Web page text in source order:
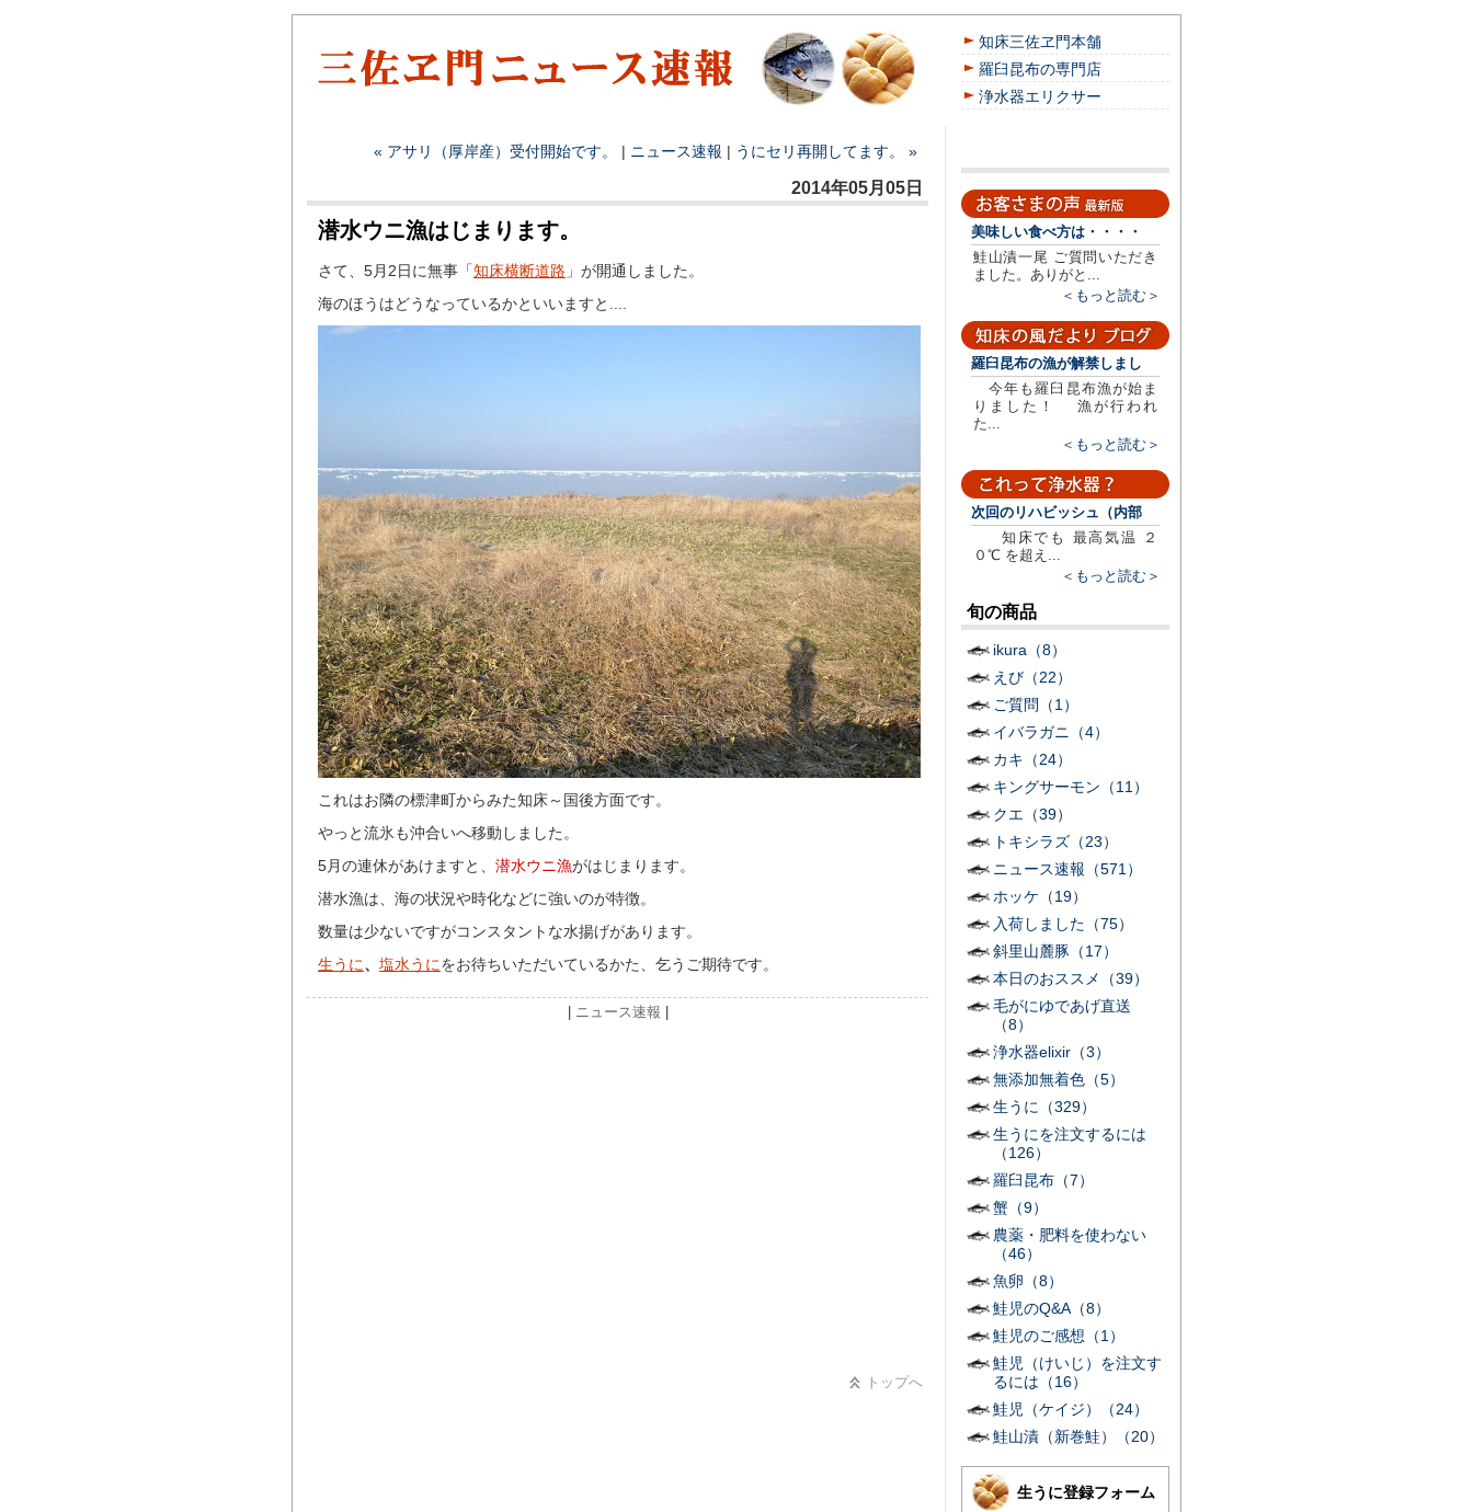
知床三佐ヱ門本舗
羅臼昆布の専門店
浄水器エリクサー
« アサリ（厚岸産）受付開始です。 | ニュース速報 | うにセリ再開してます。 »
2014年05月05日
潜水ウニ漁はじまります。
さて、5月2日に無事「知床横断道路 」が開通しました。
海のほうはどうなっているかといいますと....
これはお隣の標津町からみた知床～国後方面です。
やっと流氷も沖合いへ移動しました。
5月の連休があけますと、 潜水ウニ漁がはじまります。
潜水漁は、海の状況や時化などに強いのが特徴。
数量は少ないですがコンスタントな水揚げがあります。
生うに、 塩水うにをお待ちいただいているかた、乞うご期待です。
ニュース速報
トップへ
美味しい食べ方は・・・・
鮭山漬一尾 ご質問いただき
ました。ありがと...
＜もっと読む＞
羅臼昆布の漁が解禁しまし
今年も羅臼昆布漁が始ま
りました！ 漁が行われ
た...
＜もっと読む＞
次回のリハビッシュ（内部
知床でも 最高気温 ２
０℃ を超え...
＜もっと読む＞
旬の商品
ikura（8）
えび（22）
ご質問（1）
イバラガニ（4）
カキ（24）
キングサーモン（11）
クエ（39）
トキシラズ（23）
ニュース速報（571）
ホッケ（19）
入荷しました（75）
斜里山麓豚（17）
本日のおススメ（39）
毛がにゆであげ直送
（8）
浄水器elixir（3）
無添加無着色（5）
生うに（329）
生うにを注文するには
（126）
羅臼昆布（7）
蟹（9）
農薬・肥料を使わない
（46）
魚卵（8）
鮭児のQ&A（8）
鮭児のご感想（1）
鮭児（けいじ）を注文す
るには（16）
鮭児（ケイジ）（24）
鮭山漬（新巻鮭）（20）
生うに登録フォーム